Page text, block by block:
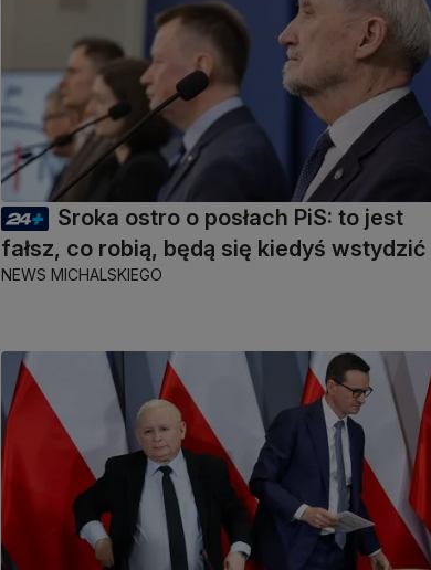
Sroka ostro o posłach PiS: to jest
fałsz, co robią, będą się kiedyś wstydzić
NEWS MICHALSKIEGO